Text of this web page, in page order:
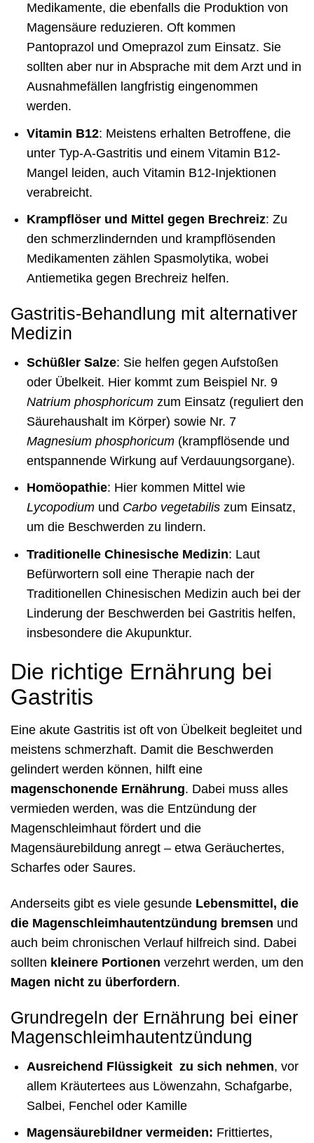
Medikamente, die ebenfalls die Produktion von
Magensäure reduzieren. Oft kommen
Pantoprazol und Omeprazol zum Einsatz. Sie
sollten aber nur in Absprache mit dem Arzt und in
Ausnahmefällen langfristig eingenommen
werden.
Vitamin B12: Meistens erhalten Betroffene, die
unter Typ-A-Gastritis und einem Vitamin B12-
Mangel leiden, auch Vitamin B12-Injektionen
verabreicht.
Krampflöser und Mittel gegen Brechreiz: Zu
den schmerzlindernden und krampflösenden
Medikamenten zählen Spasmolytika, wobei
Antiemetika gegen Brechreiz helfen.
Gastritis-Behandlung mit alternativer
Medizin
Schüßler Salze: Sie helfen gegen Aufstoßen
oder Übelkeit. Hier kommt zum Beispiel Nr. 9
Natrium phosphoricum zum Einsatz (reguliert den
Säurehaushalt im Körper) sowie Nr. 7
Magnesium phosphoricum (krampflösende und
entspannende Wirkung auf Verdauungsorgane).
Homöopathie: Hier kommen Mittel wie
Lycopodium und Carbo vegetabilis zum Einsatz,
um die Beschwerden zu lindern.
Traditionelle Chinesische Medizin: Laut
Befürwortern soll eine Therapie nach der
Traditionellen Chinesischen Medizin auch bei der
Linderung der Beschwerden bei Gastritis helfen,
insbesondere die Akupunktur.
Die richtige Ernährung bei
Gastritis
Eine akute Gastritis ist oft von Übelkeit begleitet und
meistens schmerzhaft. Damit die Beschwerden
gelindert werden können, hilft eine
magenschonende Ernährung. Dabei muss alles
vermieden werden, was die Entzündung der
Magenschleimhaut fördert und die
Magensäurebildung anregt – etwa Geräuchertes,
Scharfes oder Saures.
Anderseits gibt es viele gesunde Lebensmittel, die
die Magenschleimhautentzündung bremsen und
auch beim chronischen Verlauf hilfreich sind. Dabei
sollten kleinere Portionen verzehrt werden, um den
Magen nicht zu überfordern.
Grundregeln der Ernährung bei einer
Magenschleimhautentzündung
Ausreichend Flüssigkeit zu sich nehmen, vor
allem Kräutertees aus Löwenzahn, Schafgarbe,
Salbei, Fenchel oder Kamille
Magensäurebildner vermeiden: Frittiertes,